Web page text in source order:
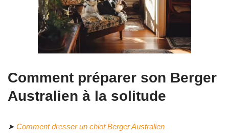
Comment préparer son Berger
Australien à la solitude
➤ Comment dresser un chiot Berger Australien